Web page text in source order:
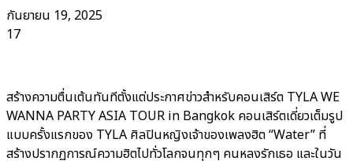
กันยายน 19, 2025
17
สร้างความตื่นเต้นทันทีตั้งแต่ประกาศข่าวสำหรับคอนเสิร์ต TYLA WE
WANNA PARTY ASIA TOUR in Bangkok คอนเสิร์ตเดี่ยวเต็มรูป
แบบครั้งแรกของ TYLA ศิลปินหญิงเจ้าของเพลงฮิต “Water” ที่
สร้างปรากฏการณ์ความฮิตไปทั่วโลกจนทุกๆ คนหลงรักเธอ และในวัน